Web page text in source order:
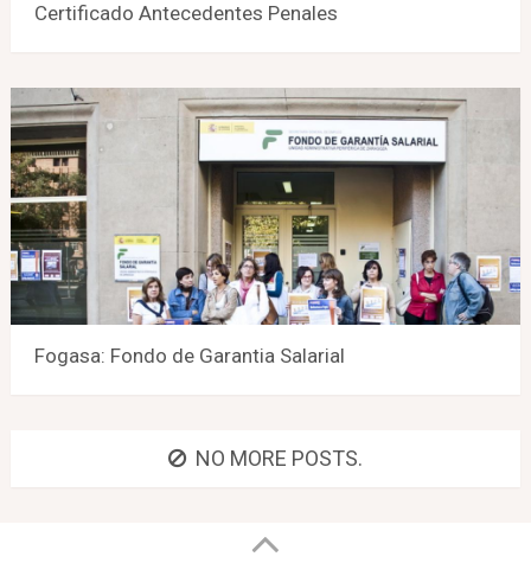
Certificado Antecedentes Penales
Fogasa: Fondo de Garantia Salarial
NO MORE POSTS.